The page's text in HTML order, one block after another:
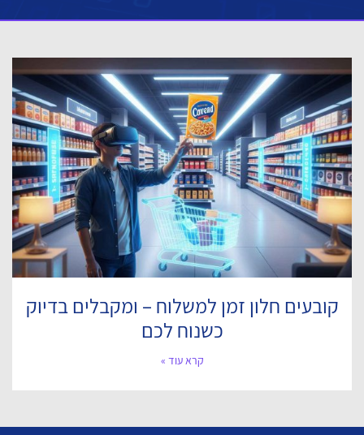
קובעים חלון זמן למשלוח – ומקבלים בדיוק
כשנוח לכם
קרא עוד »